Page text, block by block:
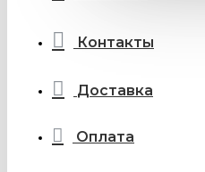
Контакты
Доставка
Оплата